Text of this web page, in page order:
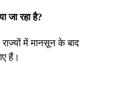
जा रहा है?
में मानसून के बाद
हैं।